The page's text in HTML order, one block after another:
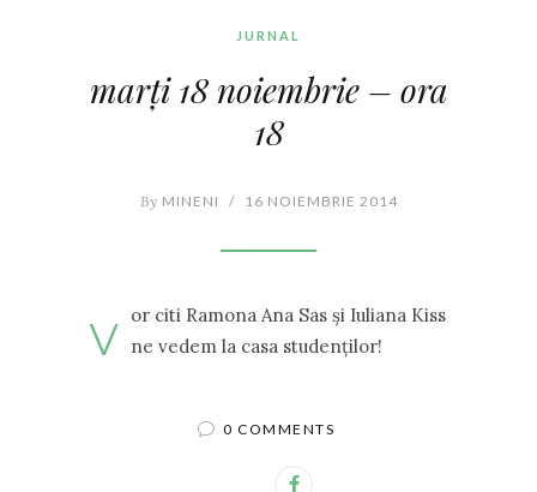
JURNAL
marți 18 noiembrie – ora
18
By MINENI / 16 NOIEMBRIE 2014
v or citi Ramona Ana Sas și Iuliana Kiss
ne vedem la casa studenților!
0 COMMENTS